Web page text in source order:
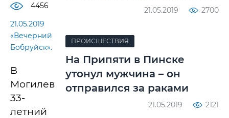
4456
21.05.2019
«Вечерний
Бобруйск».
В
Могилеве
33-
летний
21.05.2019 2700
ПРОИСШЕСТВИЯ
На Припяти в Пинске
утонул мужчина – он
отправился за раками
21.05.2019 2121